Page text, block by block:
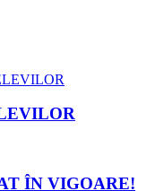
ÎN VIGOARE!